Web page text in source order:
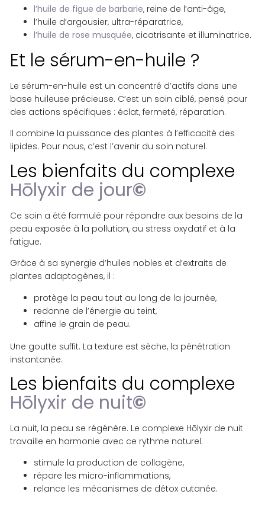
l’huile de figue de barbarie, reine de l’anti-âge,
l’huile d’argousier, ultra-réparatrice,
l’huile de rose musquée, cicatrisante et illuminatrice.
Et le sérum-en-huile ?
Le sérum-en-huile est un concentré d’actifs dans une
base huileuse précieuse. C’est un soin ciblé, pensé pour
des actions spécifiques : éclat, fermeté, réparation.
Il combine la puissance des plantes à l’efficacité des
lipides. Pour nous, c’est l’avenir du soin naturel.
Les bienfaits du complexe
Hōlyxir de jour©
Ce soin a été formulé pour répondre aux besoins de la
peau exposée à la pollution, au stress oxydatif et à la
fatigue.
Grâce à sa synergie d’huiles nobles et d’extraits de
plantes adaptogènes, il :
protège la peau tout au long de la journée,
redonne de l’énergie au teint,
affine le grain de peau.
Une goutte suffit. La texture est sèche, la pénétration
instantanée.
Les bienfaits du complexe
Hōlyxir de nuit©
La nuit, la peau se régénère. Le complexe Hōlyxir de nuit
travaille en harmonie avec ce rythme naturel.
stimule la production de collagène,
répare les micro-inflammations,
relance les mécanismes de détox cutanée.